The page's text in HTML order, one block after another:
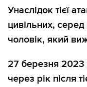
Унаслідок тієї
цивільних,
чоловік, який
27 березня 2023
через рік після